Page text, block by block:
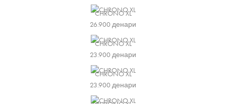
CHRONO XL
26.900денари
CHRONO XL
23.900денари
CHRONO XL
23.900денари